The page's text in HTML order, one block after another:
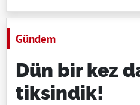
Gündem
Dün bir kez
tiksindik!